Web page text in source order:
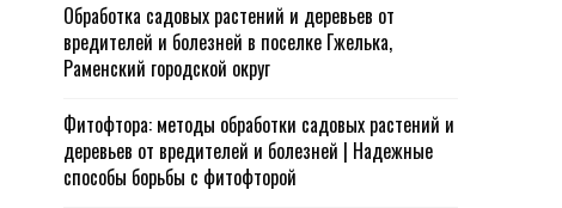
Обработка садовых растений и деревьев от
вредителей и болезней в поселке Гжелька,
Раменский городской округ
Фитофтора: методы обработки садовых растений и
деревьев от вредителей и болезней | Надежные
способы борьбы с фитофторой